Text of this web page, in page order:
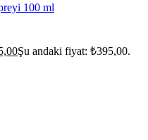
100 ml
Şu andaki fiyat: ₺395,00.